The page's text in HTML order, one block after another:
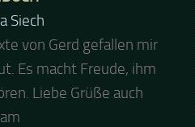
Siech
von Gerd gefallen mir
Es macht Freude, ihm
Liebe Grüße auch
und auch von uns
besten Dank für die
zur Party! Der